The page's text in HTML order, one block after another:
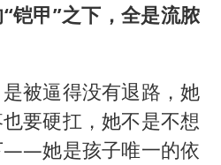
铠甲”之下，全是流脓
被逼得没有退路，她
要硬扛，她不是不想
——她是孩子唯一的依